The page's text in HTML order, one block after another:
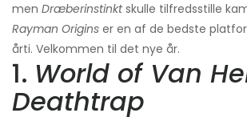
men Dræberinstinktskulle tilfredsstille
Rayman Origins er en af ​​de bedste
årti. Velkommen til det nye år.
1. World of Van
Deathtrap